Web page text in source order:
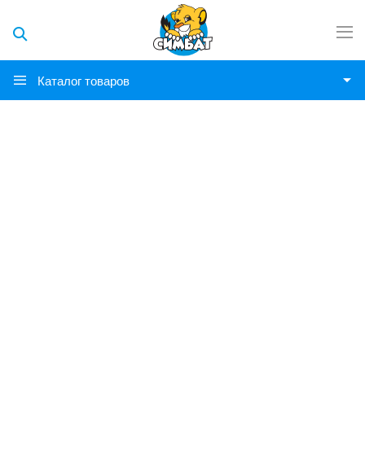
Каталог товаров